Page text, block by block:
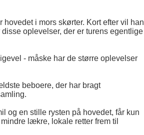
i mors skørter. Kort efter vil han
oplevelser, der er turens egentlige
- måske har de større oplevelser
beboere, der har bragt
og en stille rysten på hovedet, får kun
lækre, lokale retter frem til